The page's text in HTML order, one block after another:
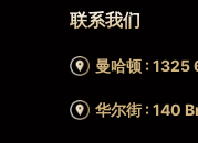
联系我们
曼哈顿 : 1325
华尔街 : 140